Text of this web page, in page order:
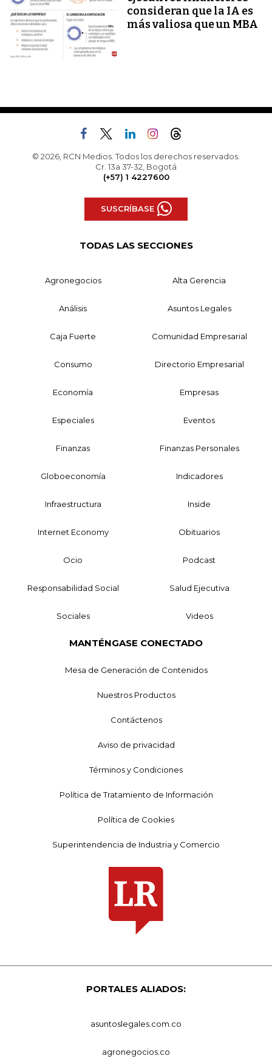
consideran que la IA es
más valiosa que un MBA
© 2026, RCN Medios. Todos los derechos reservados.
Cr. 13a 37-32, Bogotá
(+57) 1 4227600
SUSCRÍBASE
TODAS LAS SECCIONES
Agronegocios Alta Gerencia
Análisis Asuntos Legales
Caja Fuerte Comunidad Empresarial
Consumo Directorio Empresarial
Economía Empresas
Especiales Eventos
Finanzas Finanzas Personales
Globoeconomía Indicadores
Infraestructura Inside
Internet Economy Obituarios
Ocio Podcast
Responsabilidad Social Salud Ejecutiva
Sociales Videos
MANTÉNGASE CONECTADO
Mesa de Generación de Contenidos
Nuestros Productos
Contáctenos
Aviso de privacidad
Términos y Condiciones
Política de Tratamiento de Información
Política de Cookies
Superintendencia de Industria y Comercio
PORTALES ALIADOS:
asuntoslegales.com.co
agronegocios.co